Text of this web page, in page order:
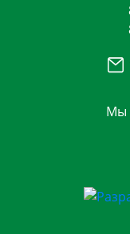
Мы